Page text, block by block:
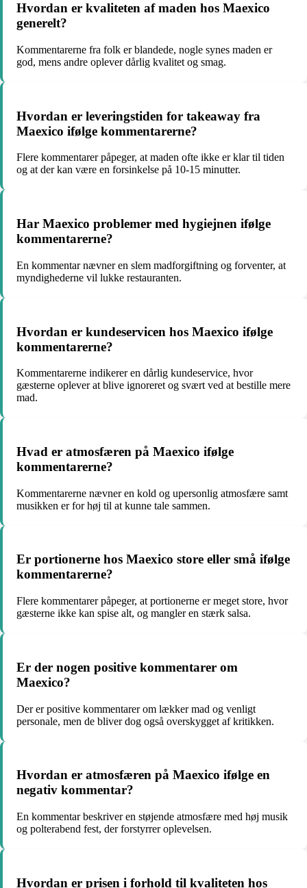
Hvordan er kvaliteten af maden hos Maexico
generelt?
Kommentarerne fra folk er blandede, nogle synes maden er
god, mens andre oplever dårlig kvalitet og smag.
Hvordan er leveringstiden for takeaway fra
Maexico ifølge kommentarerne?
Flere kommentarer påpeger, at maden ofte ikke er klar til tiden
og at der kan være en forsinkelse på 10-15 minutter.
Har Maexico problemer med hygiejnen ifølge
kommentarerne?
En kommentar nævner en slem madforgiftning og forventer, at
myndighederne vil lukke restauranten.
Hvordan er kundeservicen hos Maexico ifølge
kommentarerne?
Kommentarerne indikerer en dårlig kundeservice, hvor
gæsterne oplever at blive ignoreret og svært ved at bestille mere
mad.
Hvad er atmosfæren på Maexico ifølge
kommentarerne?
Kommentarerne nævner en kold og upersonlig atmosfære samt
musikken er for høj til at kunne tale sammen.
Er portionerne hos Maexico store eller små ifølge
kommentarerne?
Flere kommentarer påpeger, at portionerne er meget store, hvor
gæsterne ikke kan spise alt, og mangler en stærk salsa.
Er der nogen positive kommentarer om
Maexico?
Der er positive kommentarer om lækker mad og venligt
personale, men de bliver dog også overskygget af kritikken.
Hvordan er atmosfæren på Maexico ifølge en
negativ kommentar?
En kommentar beskriver en støjende atmosfære med høj musik
og polterabend fest, der forstyrrer oplevelsen.
Hvordan er prisen i forhold til kvaliteten hos